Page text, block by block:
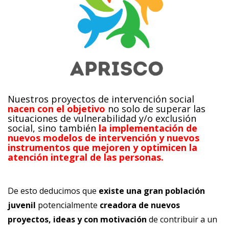
Nuestros proyectos de intervención social
nacen con el objetivo no solo de superar las
situaciones de vulnerabilidad y/o exclusión
social, sino también la implementación de
nuevos modelos de intervención y nuevos
instrumentos que mejoren y optimicen la
atención integral de las personas.
De esto deducimos que existe una gran población
juvenil potencialmente creadora de nuevos
proyectos, ideas y con motivación de contribuir a un